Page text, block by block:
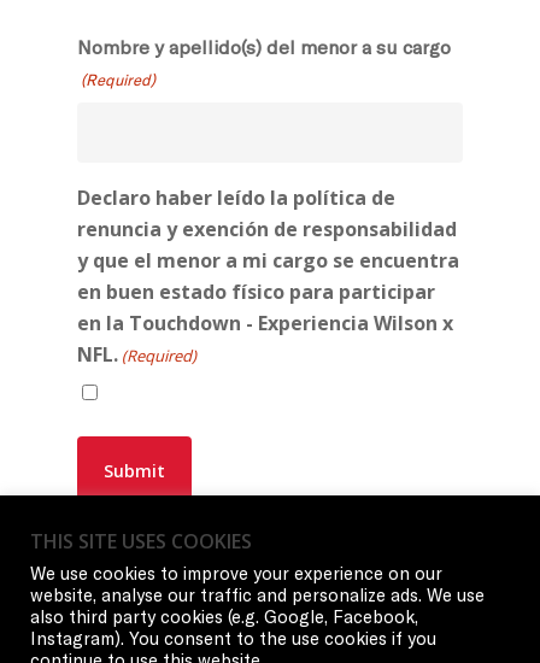
Nombre y apellido(s) del menor a su cargo
(Required)
Declaro haber leído la política de
renuncia y exención de responsabilidad
y que el menor a mi cargo se encuentra
en buen estado físico para participar
en la Touchdown - Experiencia Wilson x
NFL. (Required)
Información del proveedor
AMER SPORTS SPAIN Parque de Negocios Mas
THIS SITE USES COOKIES
We use cookies to improve your experience on our
website, analyse our traffic and personalize ads. We use
also third party cookies (e.g. Google, Facebook,
Instagram). You consent to the use cookies if you